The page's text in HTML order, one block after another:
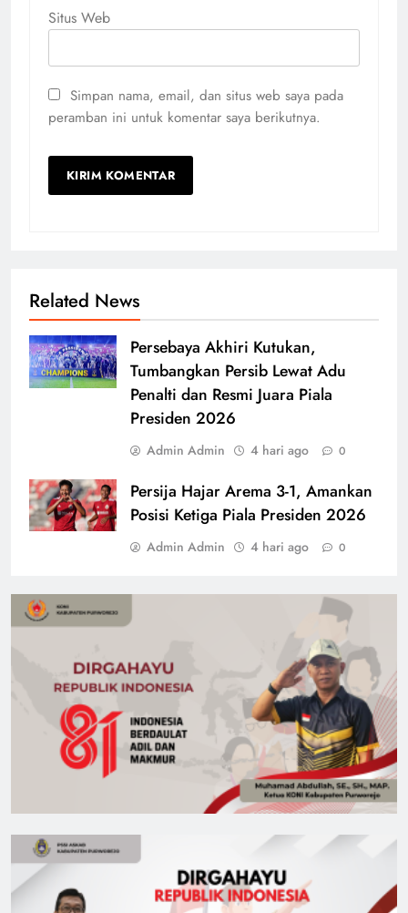
Situs Web
Simpan nama, email, dan situs web saya pada
peramban ini untuk komentar saya berikutnya.
Related News
Persebaya Akhiri Kutukan,
Tumbangkan Persib Lewat Adu
Penalti dan Resmi Juara Piala
Presiden 2026
Admin Admin 4 hari ago 0
Persija Hajar Arema 3-1, Amankan
Posisi Ketiga Piala Presiden 2026
Admin Admin 4 hari ago 0